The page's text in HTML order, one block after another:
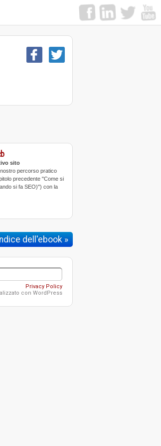
sito
percorso pratico
precedente "Come si
si fa SEO)") con la
dell'ebook »
Privacy Policy
con WordPress